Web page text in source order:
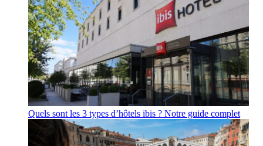
Quels sont les 3 types d’hôtels ibis ? Notre guide complet